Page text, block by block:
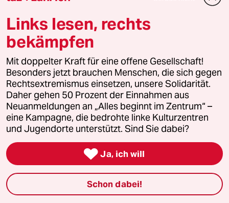
Newsletter
team zukunft
taz frisch
taz zahl ich
taz lab Infobrief
Veranstaltungen
Links lesen, rechts
bekämpfen
Mit doppelter Kraft für eine offene Gesellschaft!
Besonders jetzt brauchen Menschen, die sich gegen
Rechtsextremismus einsetzen, unsere Solidarität.
Daher gehen 50 Prozent der Einnahmen aus
Neuanmeldungen an „Alles beginnt im Zentrum“ –
eine Kampagne, die bedrohte linke Kulturzentren
und Jugendorte unterstützt. Sind Sie dabei?
 Ja, ich will
Schon dabei!